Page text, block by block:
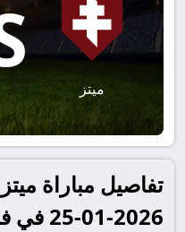
ميتز
تفاصيل مباراة
2026-